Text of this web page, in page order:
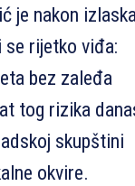
je nakon
rijetko viđa:
bez zaleđa
tog rizika
skupštini
okvire.